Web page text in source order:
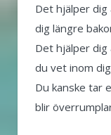
Det hjälper
dig längre
Det hjälper dig
du vet inom
Du kanske tar
blir